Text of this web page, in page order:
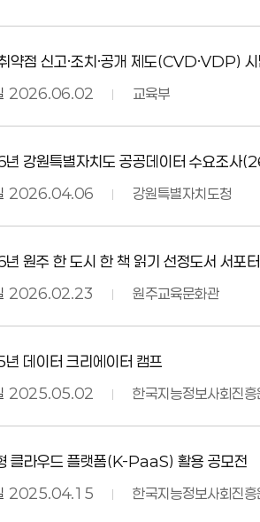
약점 신고·조치·공개 제도(CVD·VDP)
2026.06.02 교육부
강원특별자치도 공공데이터 수요조사
2026.04.06 강원특별자치도청
원주 한 도시 한 책 읽기 선정도서 서포
2026.02.23 원주교육문화관
데이터 크리에이터 캠프
2025.05.02 한국지능정보사회진흥
클라우드 플랫폼(K-PaaS) 활용 공모전
2025.04.15 한국지능정보사회진흥